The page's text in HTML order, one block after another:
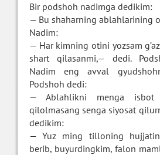
Bir podshoh nadimga dedikim:
— Bu shaharning ablahlarining
Nadim:
— Har kimning otini yozsam
shart qilasanmi,— dedi.
Nadim eng avval
Podshoh dedi:
— Ablahlikni menga
qilolmasang senga siyosat
dedikim:
— Yuz ming tilloning
berib, buyurdingkim, falon